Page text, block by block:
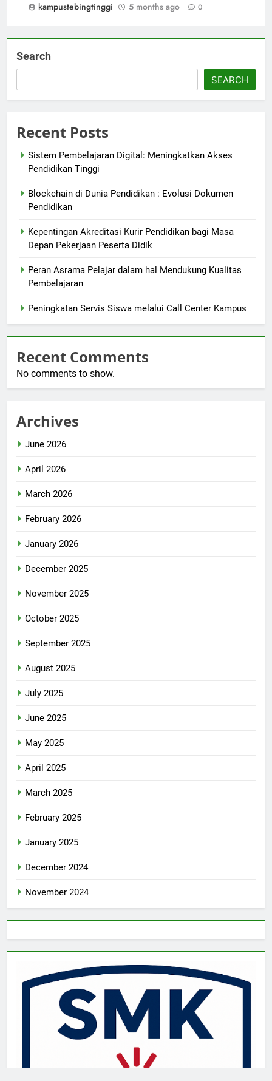
kampustebingtinggi
5 months ago 0
Search
SEARCH
Recent Posts
Sistem Pembelajaran Digital: Meningkatkan Akses
Pendidikan Tinggi
Blockchain di Dunia Pendidikan : Evolusi Dokumen
Pendidikan
Kepentingan Akreditasi Kurir Pendidikan bagi Masa
Depan Pekerjaan Peserta Didik
Peran Asrama Pelajar dalam hal Mendukung Kualitas
Pembelajaran
Peningkatan Servis Siswa melalui Call Center Kampus
Recent Comments
No comments to show.
Archives
June 2026
April 2026
March 2026
February 2026
January 2026
December 2025
November 2025
October 2025
September 2025
August 2025
July 2025
June 2025
May 2025
April 2025
March 2025
February 2025
January 2025
December 2024
November 2024